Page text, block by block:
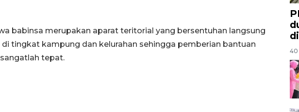
babinsa merupakan aparat teritorial yang bersentuhan langsung
tingkat kampung dan kelurahan sehingga pemberian bantuan
tepat.
40